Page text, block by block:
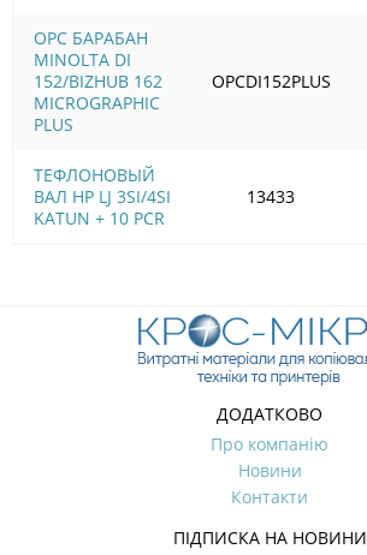
OPC БАРАБАН
MINOLTA DI
152/BIZHUB 162
MICROGRAPHIC
PLUS
ТЕФЛОНОВЫЙ
ВАЛ HP LJ 3SI/4SI
KATUN + 10 PCR
OPCDI152PLUS
13433
ДОДАТКОВО
Про компанію
Новини
Контакти
ПІДПИСКА НА НОВИНИ